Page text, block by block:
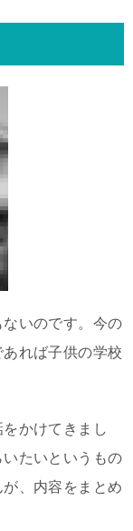
いのです。今の
れば子供の学校
かけてきまし
たいというもの
、内容をまとめ